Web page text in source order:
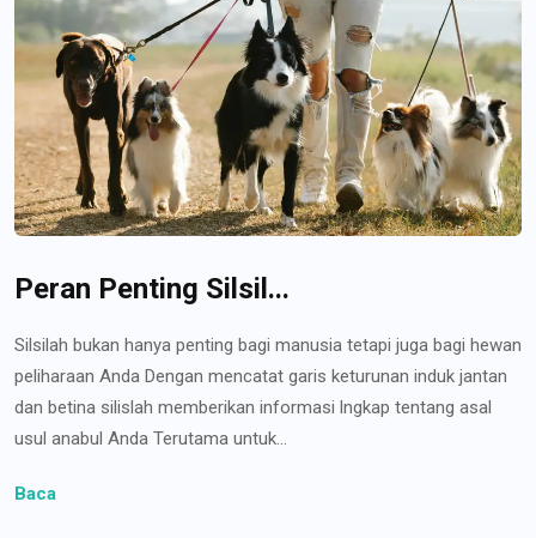
Peran Penting Silsil...
Silsilah bukan hanya penting bagi manusia tetapi juga bagi hewan
peliharaan Anda Dengan mencatat garis keturunan induk jantan
dan betina silislah memberikan informasi lngkap tentang asal
usul anabul Anda Terutama untuk...
Baca